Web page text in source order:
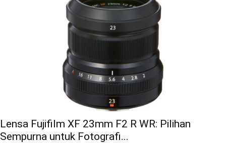
Lensa Fujifilm XF 23mm F2 R WR: Pilihan
Sempurna untuk Fotografi...